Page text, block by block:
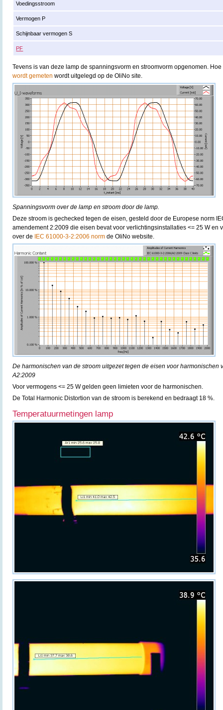
Voedingsstroom
Vermogen P
Schijnbaar vermogen S
PF
Tevens is van deze lamp de spanningsvorm en stroomvorm opgenomen. Hoe
wordt gemeten wordt uitgelegd op de OliNo site.
Spanningsvorm over de lamp en stroom door de lamp.
Deze stroom is gechecked tegen de eisen, gesteld door de Europese norm
amendement 2:2009 die eisen bevat voor verlichtingsinstallaties <= 25 W en
over de
IEC 61000-3-2:2006 norm de OliNo website.
De harmonischen van de stroom uitgezet tegen de eisen voor harmonischen
A2:2009
Voor vermogens <= 25 W gelden geen limieten voor de harmonischen.
De Total Harmonic Distortion van de stroom is berekend en bedraagt 18 %.
Temperatuurmetingen lamp